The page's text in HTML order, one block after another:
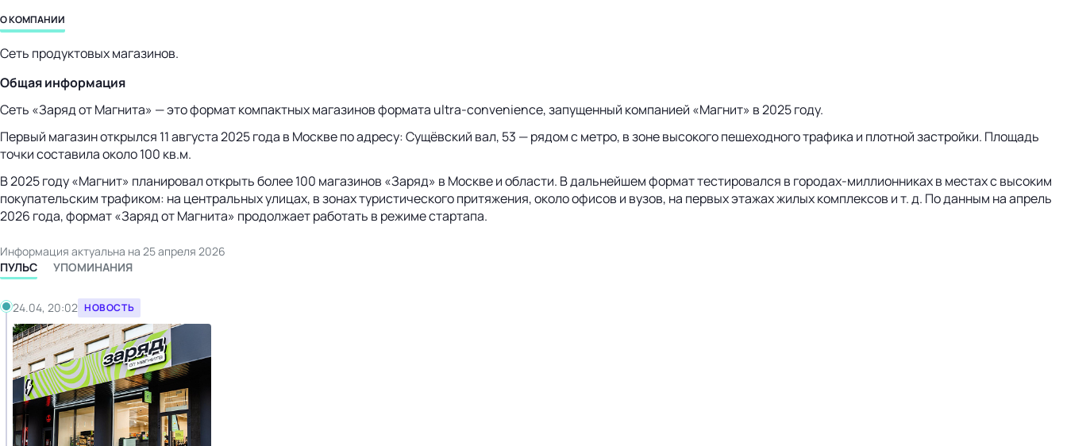
бизнес-центр
О КОМПАНИИ
Сеть продуктовых магазинов.
Общая информация
Сеть «Заряд от Магнита» — это формат компактных магазинов формата ultra-convenience, запущенный компанией «Магнит» в 2025 году.
Первый магазин открылся 11 августа 2025 года в Москве по адресу: Сущёвский вал, 53 — рядом с метро, в зоне высокого пешеходного трафика и плотной застройки. Площадь
точки составила около 100 кв.м.
В 2025 году «Магнит» планировал открыть более 100 магазинов «Заряд» в Москве и области. В дальнейшем формат тестировался в городах-миллионникахв местах с высоким
покупательским трафиком: на центральных улицах, в зонах туристического притяжения, около офисов и вузов, на первых этажах жилых комплексов и т. д. По данным на апрель
2026 года, формат «Заряд от Магнита» продолжает работать в режиме стартапа.
Информация актуальна на 25 апреля 2026
ПУЛЬС
УПОМИНАНИЯ
24.04, 20:02 НОВОСТЬ